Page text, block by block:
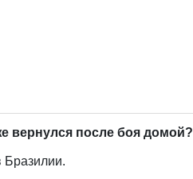
вернулся после боя домой?
Бразилии.